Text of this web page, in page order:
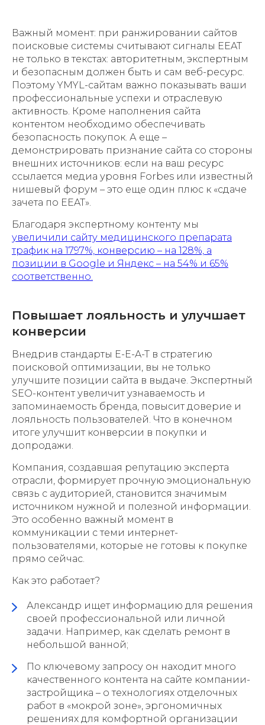
Важный момент: при ранжировании сайтов
поисковые системы считывают сигналы ЕEAT
не только в текстах: авторитетным, экспертным
и безопасным должен быть и сам веб-ресурс.
Поэтому YMYL-сайтам важно показывать ваши
профессиональные успехи и отраслевую
активность. Кроме наполнения сайта
контентом необходимо обеспечивать
безопасность покупок. А еще –
демонстрировать признание сайта со стороны
внешних источников: если на ваш ресурс
ссылается медиа уровня Forbes или известный
нишевый форум – это еще один плюс к «сдаче
зачета по ЕEAT».
Благодаря экспертному контенту мы
увеличили сайту медицинского препарата
трафик на 1797%, конверсию – на 128%, а
позиции в Google и Яндекс – на 54% и 65%
соответственно.
Повышает лояльность и улучшает
конверсии
Внедрив стандарты E-E-A-T в стратегию
поисковой оптимизации, вы не только
улучшите позиции сайта в выдаче. Экспертный
SEO-контент увеличит узнаваемость и
запоминаемость бренда, повысит доверие и
лояльность пользователей. Что в конечном
итоге улучшит конверсии в покупки и
допродажи.
Компания, создавшая репутацию эксперта
отрасли, формирует прочную эмоциональную
связь с аудиторией, становится значимым
источником нужной и полезной информации.
Это особенно важный момент в
коммуникации с теми интернет-
пользователями, которые не готовы к покупке
прямо сейчас.
Как это работает?
Александр ищет информацию для решения
своей профессиональной или личной
задачи. Например, как сделать ремонт в
небольшой ванной;
По ключевому запросу он находит много
качественного контента на сайте компании-
застройщика – о технологиях отделочных
работ в «мокрой зоне», эргономичных
решениях для комфортной организации